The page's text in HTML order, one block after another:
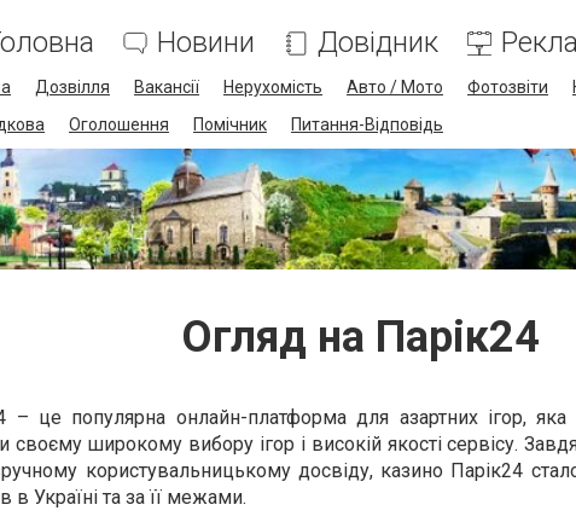
Новини Довідник
Дозвілля Вакансії Нерухомість Авто / Мото Фотозвіти
Оголошення Помічник Питання-Відповідь
Огляд на Парік24
– це популярна онлайн-платформа для азартних ігор, яка
своєму широкому вибору ігор і високій якості сервісу.
користувальницькому досвіду, казино Парік24
в Україні та за її межами.